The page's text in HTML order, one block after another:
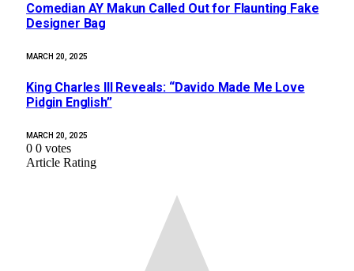
Comedian AY Makun Called Out for Flaunting Fake
Designer Bag
MARCH 20, 2025
King Charles III Reveals: “Davido Made Me Love
Pidgin English”
MARCH 20, 2025
0 0 votes
Article Rating